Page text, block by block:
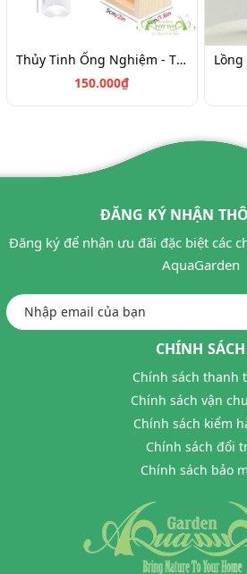
Thủy Tinh Ống Nghiệm - Thủy Tinh AquaGarden
150.000₫
ĐĂNG KÝ NHẬN
Đăng ký để nhận ưu đãi đặc biệt các
AquaGarden
CHÍNH SÁCH
Chính sách thanh
Chính sách vận
Chính sách kiểm
Chính sách đổi
Chính sách bảo